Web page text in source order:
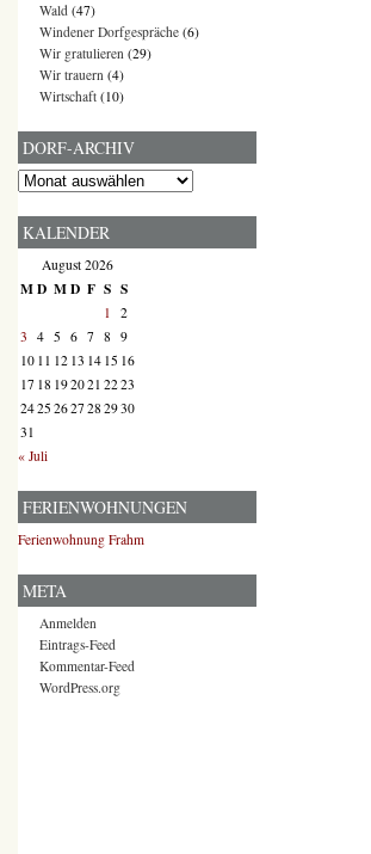
Wald (47)
Windener Dorfgespräche (6)
Wir gratulieren (29)
Wir trauern (4)
Wirtschaft (10)
DORF-ARCHIV
Dorf-
KALENDER
August 2026
MD MD F S S
1 2
3 4 5 6 7 8 9
10 11 12 13 14 15 16
17 18 192021 2223
2425 2627 28 2930
31
« Juli
FERIENWOHNUNGEN
Ferienwohnung Frahm
META
Anmelden
Eintrags-Feed
Kommentar-Feed
WordPress.org